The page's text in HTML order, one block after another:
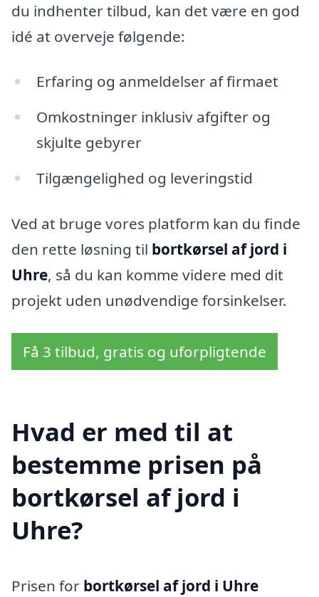
du indhenter tilbud, kan det være en god
idé at overveje følgende:
Erfaring og anmeldelser af firmaet
Omkostninger inklusiv afgifter og
skjulte gebyrer
Tilgængelighed og leveringstid
Ved at bruge vores platform kan du finde
den rette løsning til bortkørsel af jord i
Uhre, så du kan komme videre med dit
projekt uden unødvendige forsinkelser.
Få 3 tilbud, gratis og uforpligtende
Hvad er med til at
bestemme prisen på
bortkørsel af jord i
Uhre?
Prisen for bortkørsel af jord i Uhre